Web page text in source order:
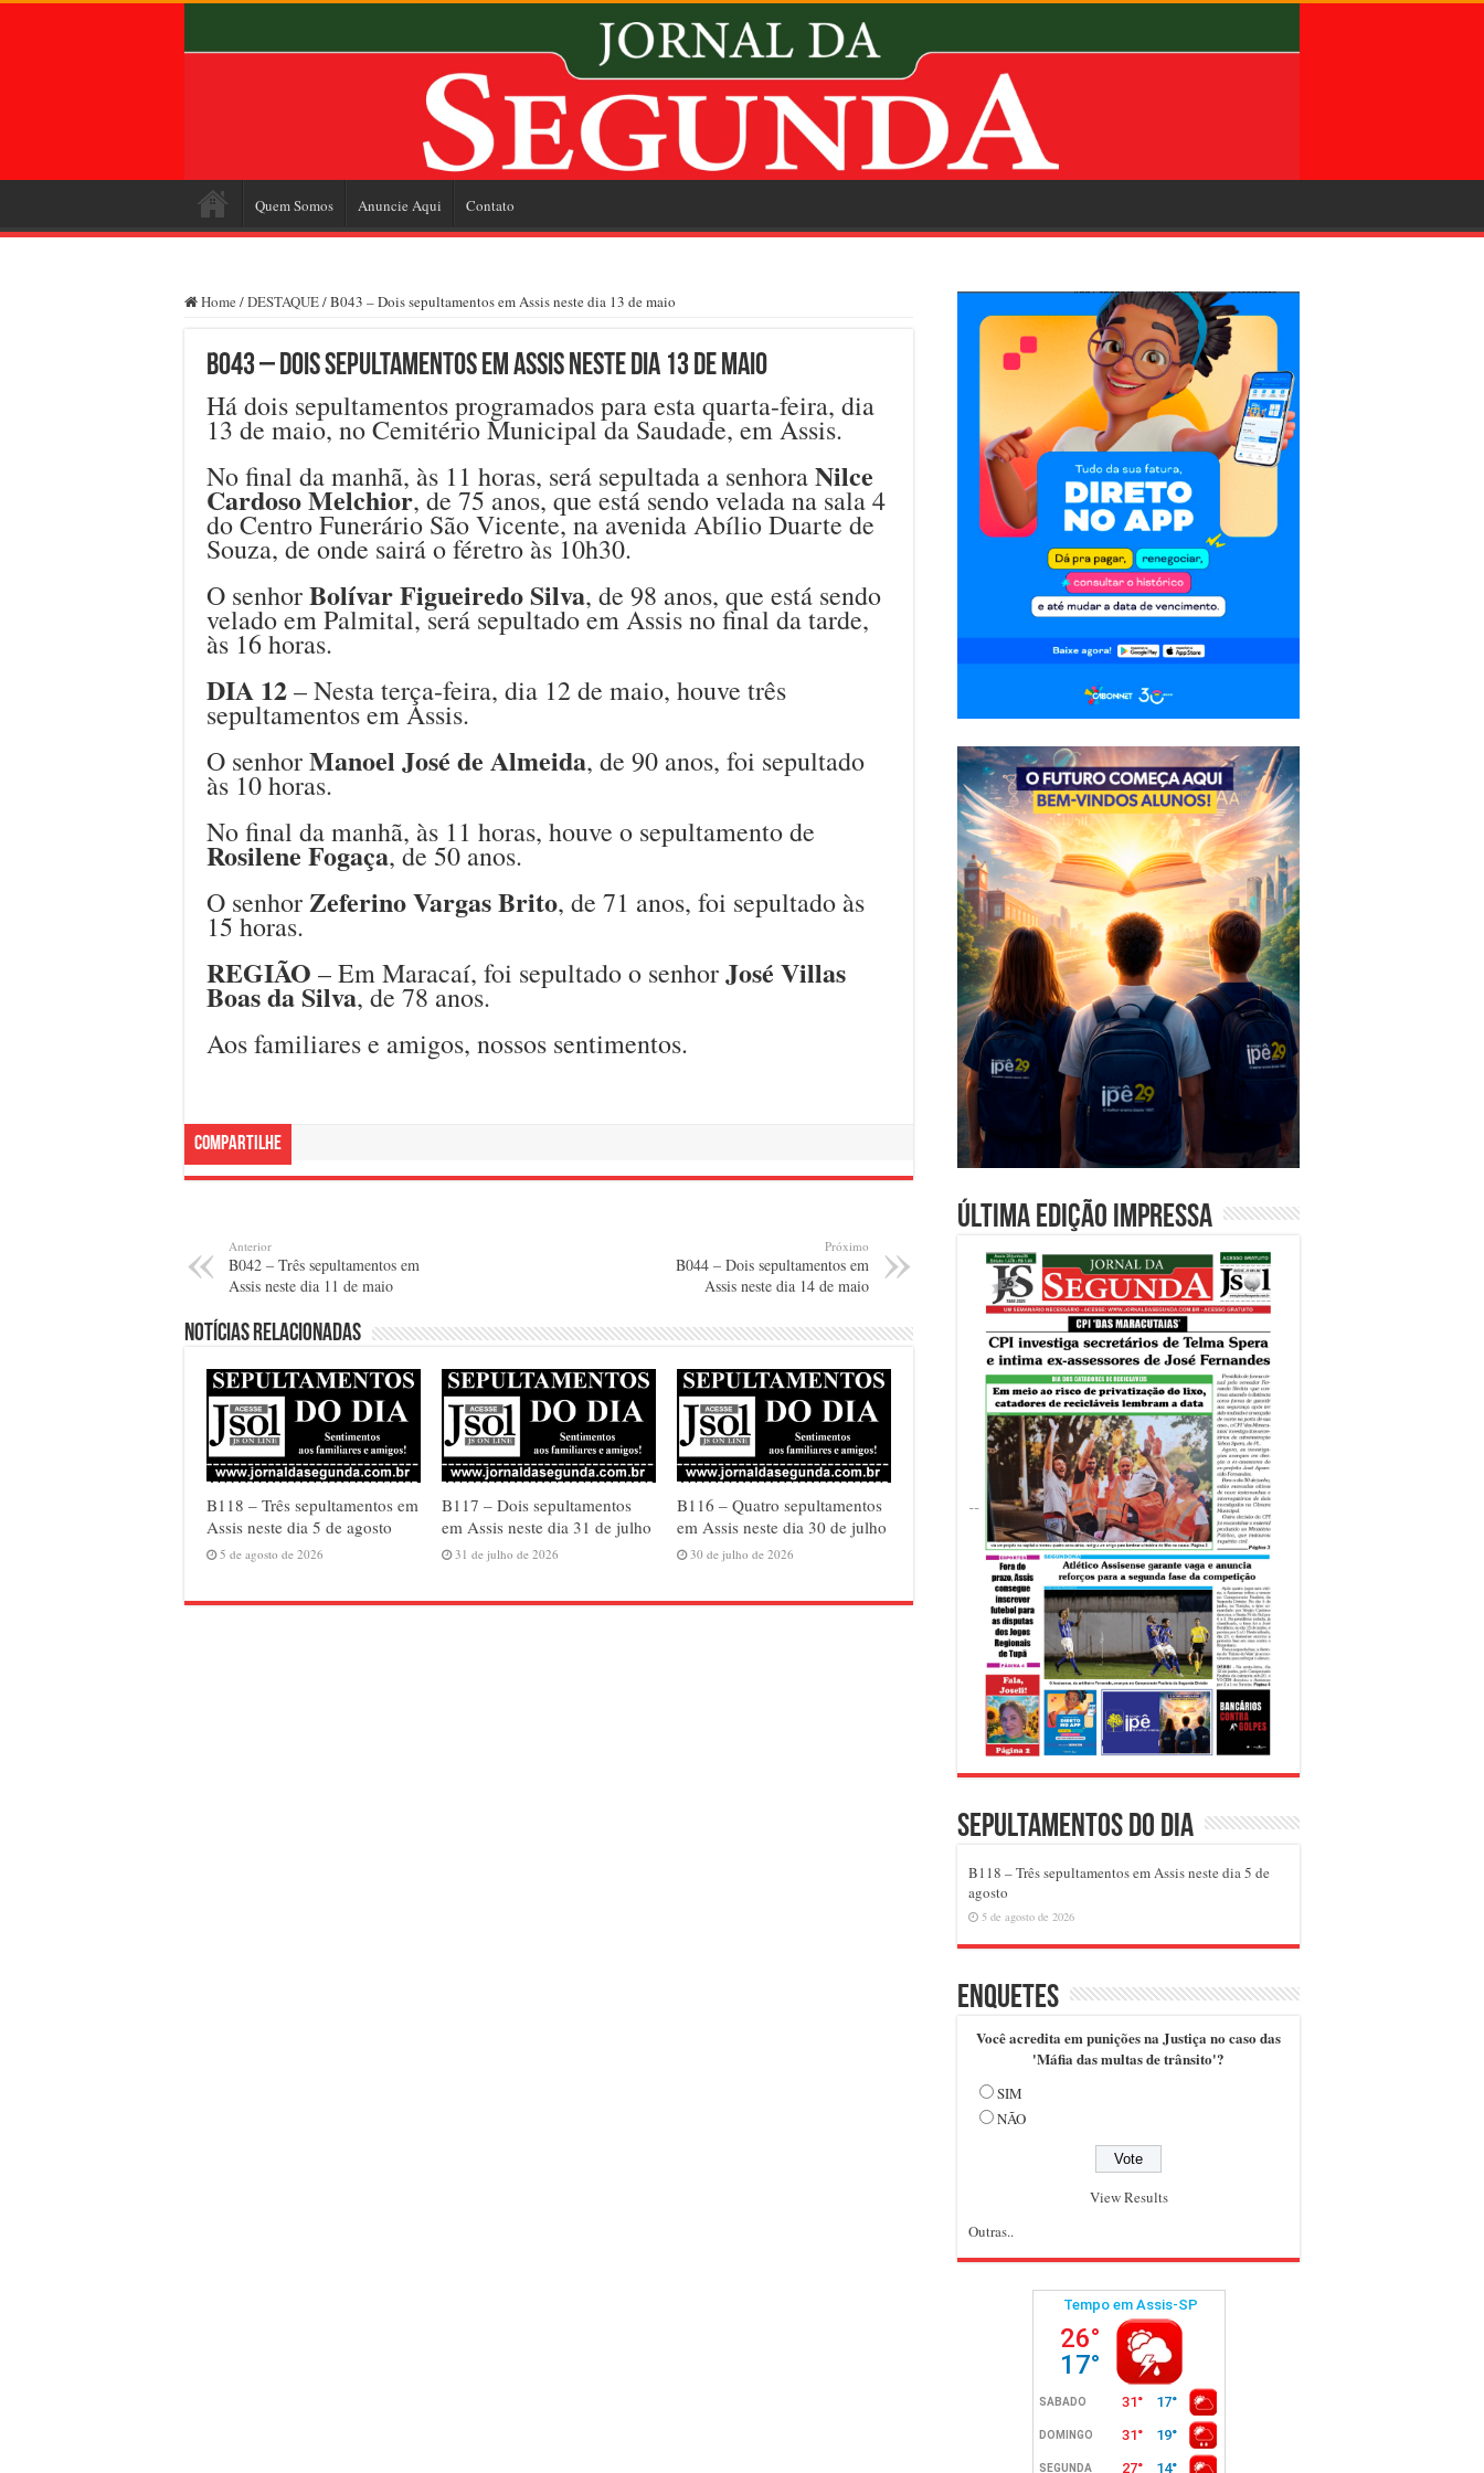
Quem Somos Anuncie Aqui Contato
Home /DESTAQUE/B043 – Dois sepultamentos em Assis neste dia 13 de maio
B043 – Dois sepultamentos em Assis neste dia 13 de maio
Há dois sepultamentos programados para esta quarta-feira, dia
13 de maio, no Cemitério Municipal da Saudade, em Assis.
No final da manhã, às 11 horas, será sepultada a senhoraNilce
Cardoso Melchior, de 75 anos, que está sendo velada na sala 4
do Centro Funerário São Vicente, na avenida Abílio Duarte de
Souza, de onde sairá o féretro às 10h30.
O senhorBolívar Figueiredo Silva, de 98 anos, que está sendo
velado em Palmital, será sepultado em Assis no final da tarde,
às 16 horas.
DIA 12– Nesta terça-feira, dia 12 de maio, houve três
sepultamentos em Assis.
O senhorManoel José de Almeida, de 90 anos, foi sepultado
às 10 horas.
No final da manhã, às 11 horas, houve o sepultamento de
Rosilene Fogaça, de 50 anos.
O senhorZeferino Vargas Brito, de 71 anos, foi sepultado às
15 horas.
REGIÃO – Em Maracaí, foi sepultado o senhorJosé Villas
Boas da Silva, de 78 anos.
Aos familiares e amigos, nossos sentimentos.
Compartilhe
Anterior
B042 – Três sepultamentos em
Assis neste dia 11 de maio
Próximo
B044 – Dois sepultamentos em
Assis neste dia 14 de maio
Notícias relacionadas
B118 – Três sepultamentos em
Assis neste dia 5 de agosto
5 de agosto de 2026
B117 – Dois sepultamentos
em Assis neste dia 31 de julho
31 de julho de 2026
B116 – Quatro sepultamentos
em Assis neste dia 30 de julho
30 de julho de 2026
Última edição impressa
Sepultamentos do dia
B118 – Três sepultamentos em Assis neste dia 5 de
agosto
5 de agosto de 2026
Enquetes
Você acredita em punições na Justiça no caso das
'Máfia das multas de trânsito'?
SIM
NÃO
View Results
Outras..